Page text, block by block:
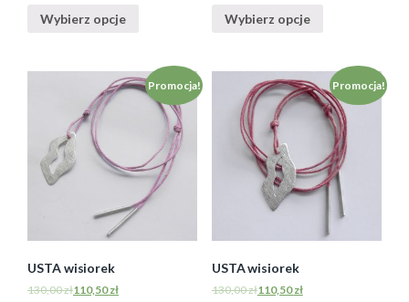
Wybierz opcje Wybierz opcje
Promocja!
USTA wisiorek
130,00zł110,50zł
Promocja!
USTA wisiorek
130,00zł110,50zł